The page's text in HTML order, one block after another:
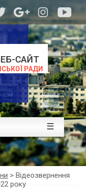
САЙТ
РАДИ
☰
>Відеозвернення
року